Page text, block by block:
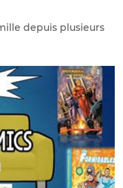
depuis plusieurs